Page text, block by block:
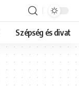
Szépség és divat